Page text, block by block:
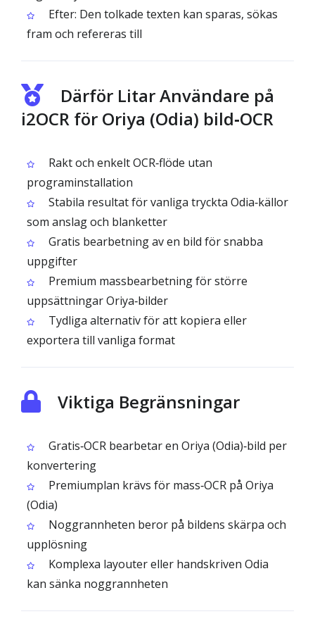
Efter: Den tolkade texten kan sparas, sökas
fram och refereras till
Därför Litar Användare på
i2OCR för Oriya (Odia) bild‑OCR
Rakt och enkelt OCR‑flöde utan
programinstallation
Stabila resultat för vanliga tryckta Odia‑källor
som anslag och blanketter
Gratis bearbetning av en bild för snabba
uppgifter
Premium massbearbetning för större
uppsättningar Oriya‑bilder
Tydliga alternativ för att kopiera eller
exportera till vanliga format
Viktiga Begränsningar
Gratis‑OCR bearbetar en Oriya (Odia)‑bild per
konvertering
Premiumplan krävs för mass‑OCR på Oriya
(Odia)
Noggrannheten beror på bildens skärpa och
upplösning
Komplexa layouter eller handskriven Odia
kan sänka noggrannheten